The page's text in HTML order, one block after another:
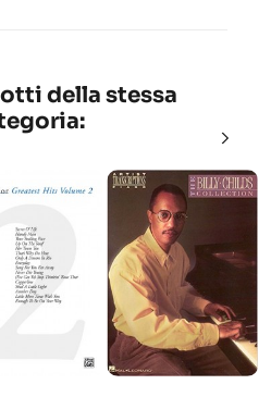
della stessa